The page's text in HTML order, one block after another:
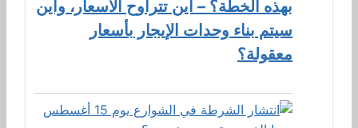
بهذه الخطة؟ – أين تتراوح الأسعار، وأين
سيتم بناء وحدات الإيجار بأسعار
معقولة؟